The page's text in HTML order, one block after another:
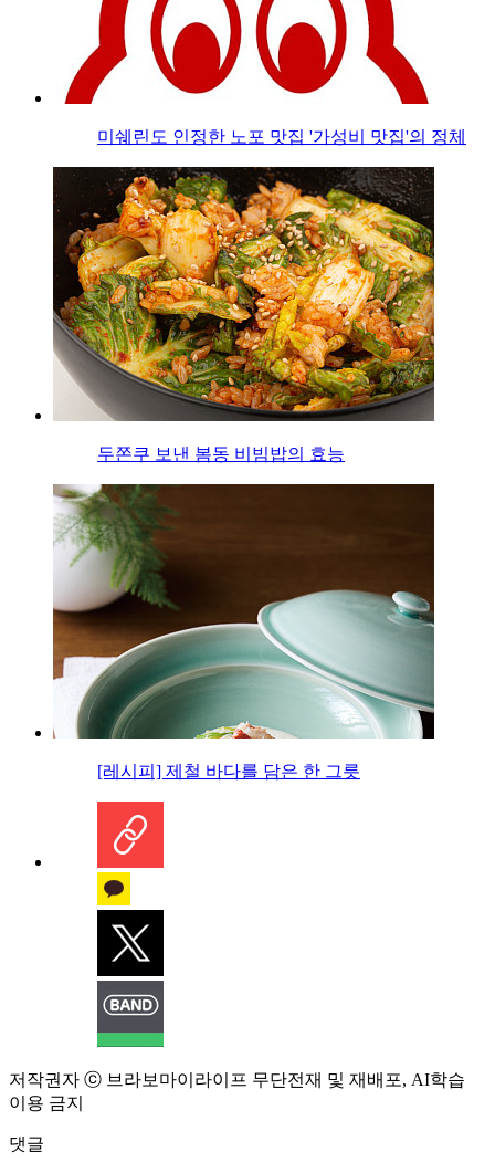
미쉐린도 인정한 노포 맛집 '가성비 맛집'의 정체
두쫀쿠 보낸 봄동 비빔밥의 효능
[레시피] 제철 바다를 담은 한 그릇
저작권자 ⓒ 브라보마이라이프 무단전재 및 재배포, AI학습
이용 금지
댓글